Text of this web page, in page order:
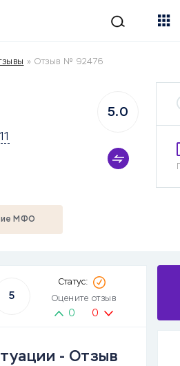
» Отзыв № 92476
5.0
МФО
5 Оцените отзыв
0 0
- Отзыв